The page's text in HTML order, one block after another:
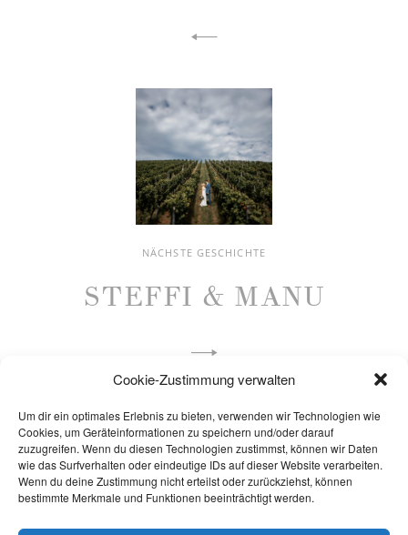
Cookie-Zustimmung verwalten
Um dir ein optimales Erlebnis zu bieten, verwenden wir Technologien wie
Cookies, um Geräteinformationen zu speichern und/oder darauf
zuzugreifen. Wenn du diesen Technologien zustimmst, können wir Daten
wie das Surfverhalten oder eindeutige IDs auf dieser Website verarbeiten.
Wenn du deine Zustimmung nicht erteilst oder zurückziehst, können
bestimmte Merkmale und Funktionen beeinträchtigt werden.
NÄCHSTE GESCHICHTE
STEFFI & MANU
hochzeit@tobias-stehle.de